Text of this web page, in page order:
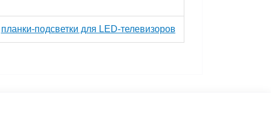
планки-подсветки для LED-телевизоров